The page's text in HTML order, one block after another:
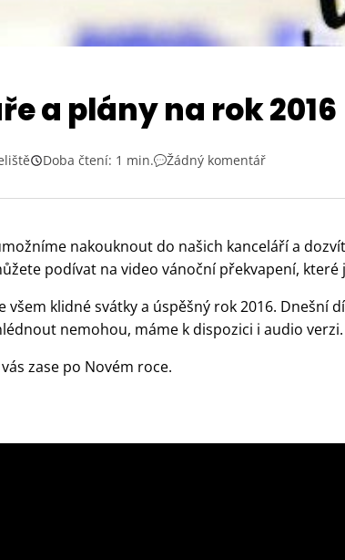
a plány na rok 2016
Doba čtení: 1 min. Žádný komentář
nakouknout do našich kanceláří a
podívat na video vánoční překvapení,
všem klidné svátky a úspěšný rok 2016. Dnešní
nemohou, máme k dispozici i audio verzi.
zase po Novém roce.